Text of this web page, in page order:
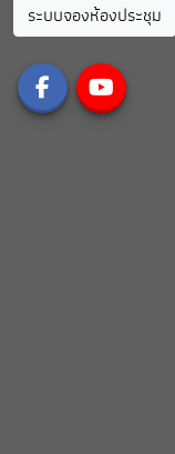
ระบบจองห้องประชุม